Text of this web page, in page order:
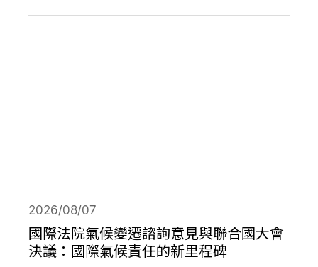
來更高水溫的「超級聖嬰現象」，屆時有可能打
國際法院氣候變遷諮詢意見與聯合國大會
決議：國際氣候責任的新里程碑
2026/08/07